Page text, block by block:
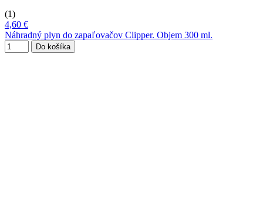
(1)
4,60 €
Náhradný plyn do zapaľovačov Clipper. Objem 300 ml.
Do košíka